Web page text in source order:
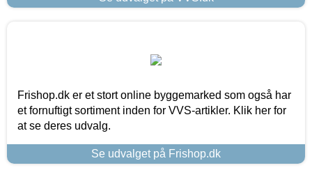
Frishop.dk er et stort online byggemarked som også har
et fornuftigt sortiment inden for VVS-artikler. Klik her for
at se deres udvalg.
Se udvalget på Frishop.dk